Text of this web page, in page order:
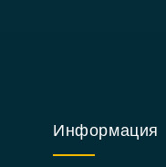
Информация